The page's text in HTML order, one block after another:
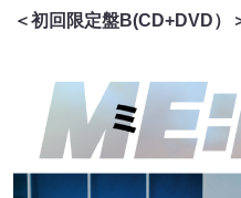
＜初回限定盤B(CD+DVD）